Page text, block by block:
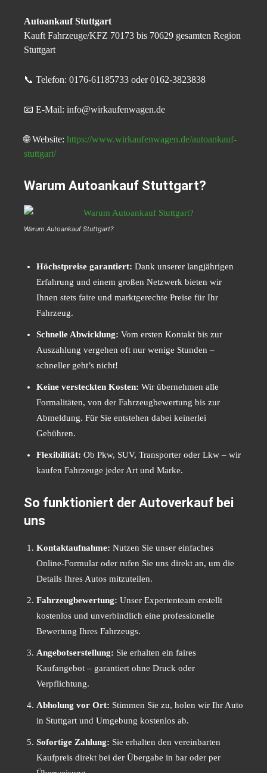
Autoankauf Stuttgart
Kauft Fahrzeuge/KFZ 70173 bis 70629 gesamten Region
Stuttgart
📞 Telefon: 0176-61185733 oder 0162-3823838
📧 E-Mail: info@wirkaufenwagen.de
🌐 Website: https://www.wirkaufenwagen.de/autoankauf-
stuttgart/
Warum Autoankauf Stuttgart?
Warum Autoankauf Stuttgart?
Höchstpreise garantiert: Dank unserer langjährigen
Erfahrung und einem großen Netzwerk bieten wir
Ihnen stets faire und marktgerechte Preise für Ihr
Fahrzeug.
Schnelle Abwicklung: Vom ersten Kontakt bis zur
Auszahlung vergehen oft nur wenige Stunden –
schneller geht’s nicht!
Keine versteckten Kosten: Wir übernehmen alle
Formalitäten, von der Fahrzeugbewertung bis zur
Abmeldung. Für Sie entstehen dabei keinerlei
Gebühren.
Flexibilität: Ob Pkw, SUV, Transporter oder Lkw – wir
kaufen Fahrzeuge jeder Art und Marke.
So funktioniert der Autoverkauf bei
uns
Kontaktaufnahme: Nutzen Sie unser einfaches
Online-Formular oder rufen Sie uns direkt an, um die
Details Ihres Autos mitzuteilen.
Fahrzeugbewertung: Unser Expertenteam erstellt
kostenlos und unverbindlich eine professionelle
Bewertung Ihres Fahrzeugs.
Angebotserstellung: Sie erhalten ein faires
Kaufangebot – garantiert ohne Druck oder
Verpflichtung.
Abholung vor Ort: Stimmen Sie zu, holen wir Ihr Auto
in Stuttgart und Umgebung kostenlos ab.
Sofortige Zahlung: Sie erhalten den vereinbarten
Kaufpreis direkt bei der Übergabe in bar oder per